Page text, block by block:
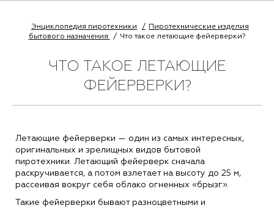
Энциклопедия пиротехники
Пиротехнические изделия
бытового назначения
Что такое летающие фейерверки?
ЧТО ТАКОЕ ЛЕТАЮЩИЕ
ФЕЙЕРВЕРКИ?
Летающие фейерверки — один из самых интересных,
оригинальных и зрелищных видов бытовой
пиротехники. Летающий фейерверк сначала
раскручивается, а потом взлетает на высоту до 25 м,
рассеивая вокруг себя облако огненных «брызг».
Такие фейерверки бывают разноцветными и